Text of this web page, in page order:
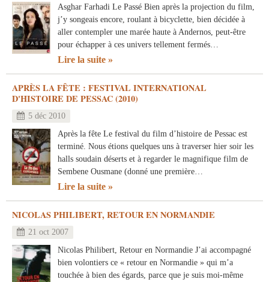
Asghar Farhadi Le Passé Bien après la projection du film,
j’y songeais encore, roulant à bicyclette, bien décidée à
aller contempler une marée haute à Andernos, peut-être
pour échapper à ces univers tellement fermés…
Lire la suite
APRÈS LA FÊTE : FESTIVAL INTERNATIONAL
D'HISTOIRE DE PESSAC (2010)
5 déc 2010
Après la fête Le festival du film d’histoire de Pessac est
terminé. Nous étions quelques uns à traverser hier soir les
halls soudain déserts et à regarder le magnifique film de
Sembene Ousmane (donné une première…
Lire la suite
NICOLAS PHILIBERT, RETOUR EN NORMANDIE
21 oct 2007
Nicolas Philibert, Retour en Normandie J’ai accompagné
bien volontiers ce « retour en Normandie » qui m’a
touchée à bien des égards, parce que je suis moi-même